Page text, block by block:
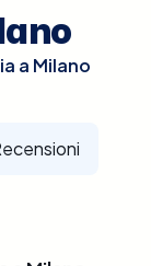
a Milano